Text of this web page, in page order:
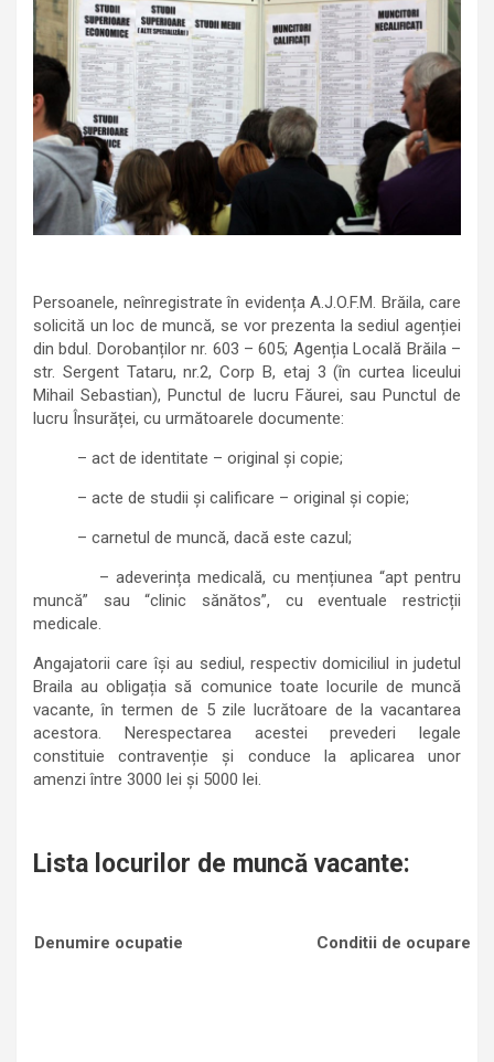
Persoanele, neînregistrate în evidența A.J.O.F.M. Brăila, care
solicită un loc de muncă, se vor prezenta la sediul agenției
din bdul. Dorobanților nr. 603 – 605; Agenția Locală Brăila –
str. Sergent Tataru, nr.2, Corp B, etaj 3 (în curtea liceului
Mihail Sebastian), Punctul de lucru Făurei, sau Punctul de
lucru Însurăței, cu următoarele documente:
– act de identitate – original și copie;
– acte de studii și calificare – original și copie;
– carnetul de muncă, dacă este cazul;
– adeverința medicală, cu mențiunea “apt pentru
muncă” sau “clinic sănătos”, cu eventuale restricții
medicale.
Angajatorii care își au sediul, respectiv domiciliul in judetul
Braila au obligația să comunice toate locurile de muncă
vacante, în termen de 5 zile lucrătoare de la vacantarea
acestora. Nerespectarea acestei prevederi legale
constituie contravenție și conduce la aplicarea unor
amenzi între 3000 lei și 5000 lei.
Lista locurilor de muncă vacante:
Denumire ocupatie Conditii de ocupare